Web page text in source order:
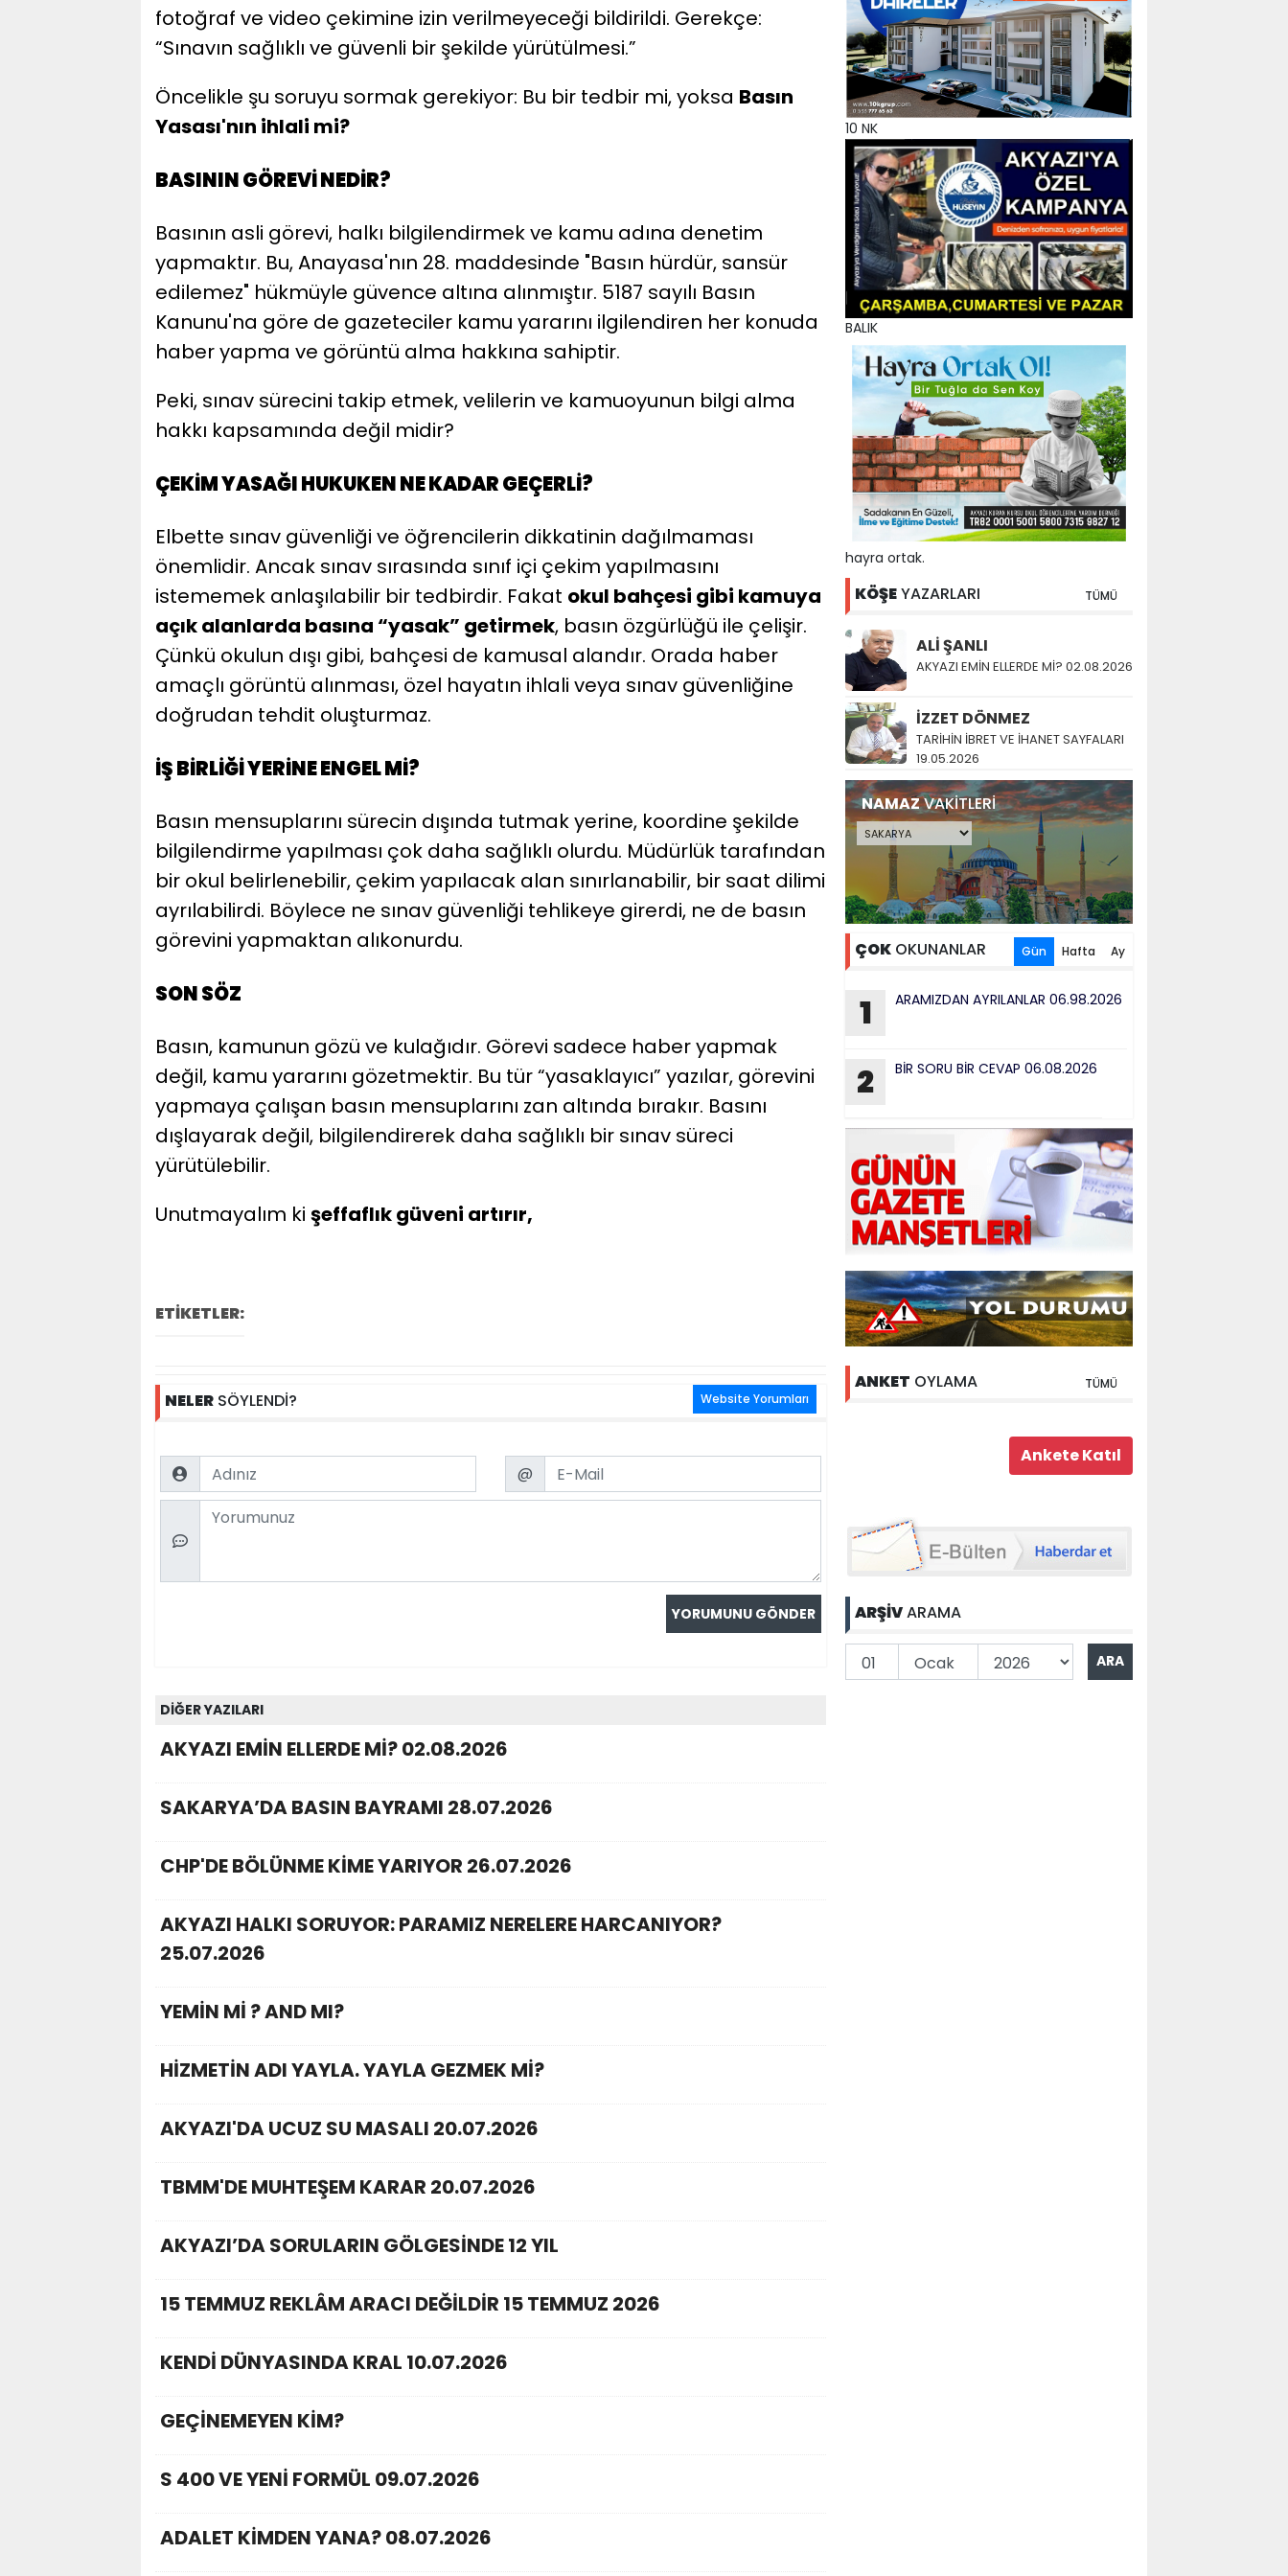
fotoğraf ve video çekimine izin verilmeyeceği bildirildi. Gerekçe:
“Sınavın sağlıklı ve güvenli bir şekilde yürütülmesi.”
Öncelikle şu soruyu sormak gerekiyor: Bu bir tedbir mi, yoksa Basın
Yasası'nın ihlali mi?
BASININ GÖREVİ NEDİR?
Basının asli görevi, halkı bilgilendirmek ve kamu adına denetim
yapmaktır. Bu, Anayasa'nın 28. maddesinde "Basın hürdür, sansür
edilemez" hükmüyle güvence altına alınmıştır. 5187 sayılı Basın
Kanunu'na göre de gazeteciler kamu yararını ilgilendiren her konuda
haber yapma ve görüntü alma hakkına sahiptir.
Peki, sınav sürecini takip etmek, velilerin ve kamuoyunun bilgi alma
hakkı kapsamında değil midir?
ÇEKİM YASAĞI HUKUKEN NE KADAR GEÇERLİ?
Elbette sınav güvenliği ve öğrencilerin dikkatinin dağılmaması
önemlidir. Ancak sınav sırasında sınıf içi çekim yapılmasını
istememek anlaşılabilir bir tedbirdir. Fakat okul bahçesi gibi kamuya
açık alanlarda basına “yasak” getirmek, basın özgürlüğü ile çelişir.
Çünkü okulun dışı gibi, bahçesi de kamusal alandır. Orada haber
amaçlı görüntü alınması, özel hayatın ihlali veya sınav güvenliğine
doğrudan tehdit oluşturmaz.
İŞ BİRLİĞİ YERİNE ENGEL Mİ?
Basın mensuplarını sürecin dışında tutmak yerine, koordine şekilde
bilgilendirme yapılması çok daha sağlıklı olurdu. Müdürlük tarafından
bir okul belirlenebilir, çekim yapılacak alan sınırlanabilir, bir saat dilimi
ayrılabilirdi. Böylece ne sınav güvenliği tehlikeye girerdi, ne de basın
görevini yapmaktan alıkonurdu.
SON SÖZ
Basın, kamunun gözü ve kulağıdır. Görevi sadece haber yapmak
değil, kamu yararını gözetmektir. Bu tür “yasaklayıcı” yazılar, görevini
yapmaya çalışan basın mensuplarını zan altında bırakır. Basını
dışlayarak değil, bilgilendirerek daha sağlıklı bir sınav süreci
yürütülebilir.
Unutmayalım ki şeffaflık güveni artırır,
ETİKETLER:
NELER SÖYLENDİ? Website Yorumları
Name Email
@
Comment
DİĞER YAZILARI
AKYAZI EMİN ELLERDE Mİ? 02.08.2026
SAKARYA’DA BASIN BAYRAMI 28.07.2026
CHP'DE BÖLÜNME KİME YARIYOR 26.07.2026
AKYAZI HALKI SORUYOR: PARAMIZ NERELERE HARCANIYOR?
25.07.2026
YEMİN Mİ ? AND MI?
HİZMETİN ADI YAYLA. YAYLA GEZMEK Mİ?
AKYAZI'DA UCUZ SU MASALI 20.07.2026
TBMM'DE MUHTEŞEM KARAR 20.07.2026
AKYAZI’DA SORULARIN GÖLGESİNDE 12 YIL
15 TEMMUZ REKLÂM ARACI DEĞİLDİR 15 TEMMUZ 2026
KENDİ DÜNYASINDA KRAL 10.07.2026
GEÇİNEMEYEN KİM?
S 400 VE YENİ FORMÜL 09.07.2026
ADALET KİMDEN YANA? 08.07.2026
10 NK
BALIK
hayra ortak.
KÖŞEYAZARLARI TÜMÜ
ALİ ŞANLI
AKYAZI EMİN ELLERDE Mİ? 02.08.2026
İZZET DÖNMEZ
TARİHİN İBRET VE İHANET SAYFALARI
19.05.2026
NAMAZVAKİTLERİ
ÇOK OKUNANLAR Gün Hafta Ay
1 ARAMIZDAN AYRILANLAR 06.98.2026
2 BİR SORU BİR CEVAP 06.08.2026
ANKET OYLAMA TÜMÜ
ARŞİVARAMA